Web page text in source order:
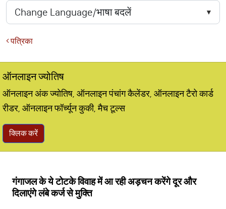
पत्रिका
ऑनलाइन ज्योतिष
ऑनलाइन अंक ज्योतिष, ऑनलाइन पंचांग कैलेंडर, ऑनलाइन टैरो कार्ड
रीडर, ऑनलाइन फॉर्च्यून कुकी, मैच टूल्स
क्लिक करें
गंगाजल के ये टोटके विवाह में आ रही अड़चन करेंगे दूर और
दिलाएंगे लंबे कर्ज से मुक्ति